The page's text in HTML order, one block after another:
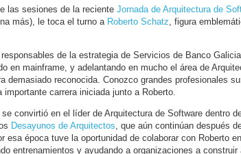
las sesiones de la reciente Jornada de Arquitectura de
más), le toca el turno a Roberto Schatz, figura
de la estrategia de Servicios de Banco
en mainframe, y adelantando en mucho el área de
demasiado reconocida. Conozco grandes profesionales
importante carrera iniciada junto a Roberto.
convirtió en el líder de Arquitectura de Software dentro
Desayunos de Arquitectos, que aún continúan después
esa época tuve la oportunidad de colaborar con Roberto
entrenamientos y ayudando a organizaciones a construir